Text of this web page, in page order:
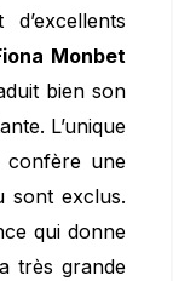
d’excellents
Monbet
bien son
L’unique
confère une
sont exclus.
qui donne
très grande